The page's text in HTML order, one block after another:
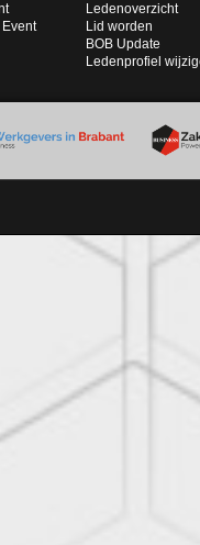
Ledenoverzicht
Lid worden
BOB Update
Ledenprofiel